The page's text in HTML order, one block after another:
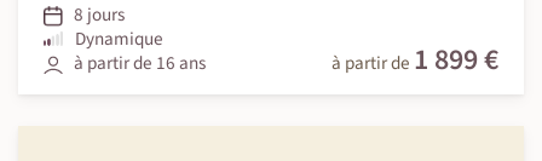
8 jours
Dynamique
à partir de 16 ans
à partir de 1 899 €